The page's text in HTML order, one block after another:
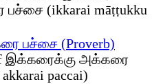
பச்சை (ikkarai māṭṭukku
பச்சை (Proverb)
இக்கரைக்கு அக்கரை
paccai)